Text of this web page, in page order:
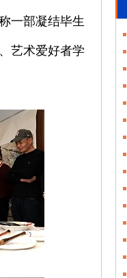
一部凝结毕生
艺术爱好者学